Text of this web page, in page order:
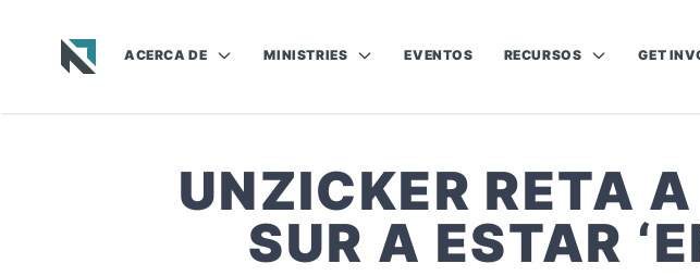
ACERCA DE MINISTRIES EVENTOS RECURSOS GET
UNZICKER RETA
SUR A ESTAR